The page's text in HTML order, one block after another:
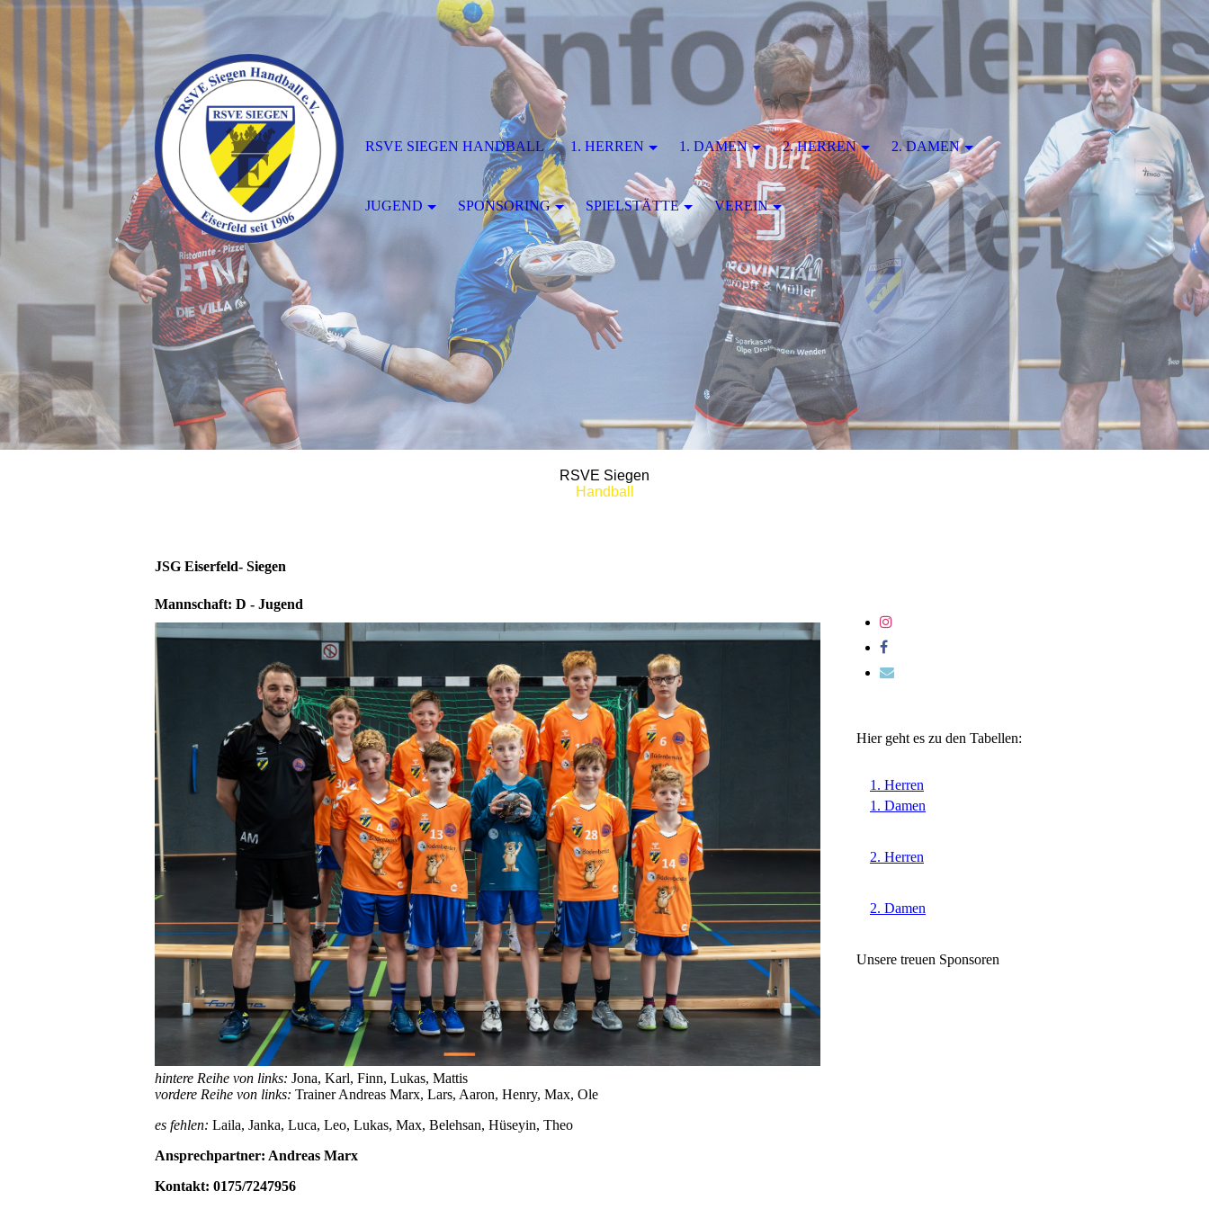
RSVE Siegen
Handball
JSG Eiserfeld- Siegen
Mannschaft: D - Jugend
hintere Reihe von links: Jona, Karl, Finn, Lukas, Mattis
vordere Reihe von links: Trainer Andreas Marx, Lars, Aaron, Henry, Max, Ole
es fehlen: Laila, Janka, Luca, Leo, Lukas, Max, Belehsan, Hüseyin, Theo
Ansprechpartner: Andreas Marx
Kontakt: 0175/7247956
Hier geht es zu den Tabellen:
1. Herren
1. Damen
2. Herren
2. Damen
Unsere treuen Sponsoren
RSVE SIEGEN HANDBALL 1. HERREN 1. DAMEN 2. HERREN 2. DAMEN
JUGEND SPONSORING SPIELSTÄTTE VEREIN